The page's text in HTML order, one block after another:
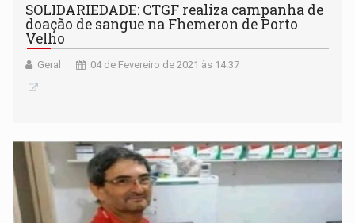
SOLIDARIEDADE: CTGF realiza campanha de
doação de sangue na Fhemeron de Porto
Velho
Geral 04 de Fevereiro de 2021 às 14:37